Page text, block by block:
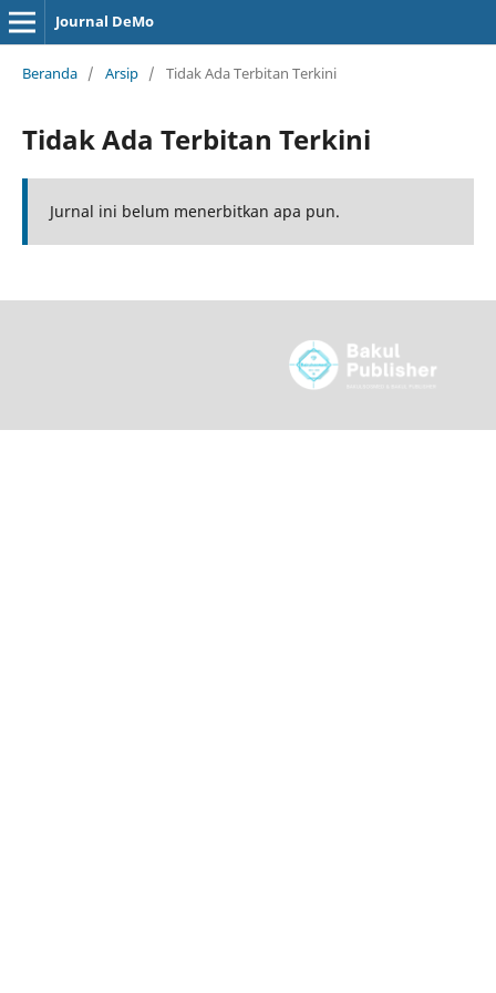
Journal DeMo
Beranda / Arsip / Tidak Ada Terbitan Terkini
Tidak Ada Terbitan Terkini
Jurnal ini belum menerbitkan apa pun.